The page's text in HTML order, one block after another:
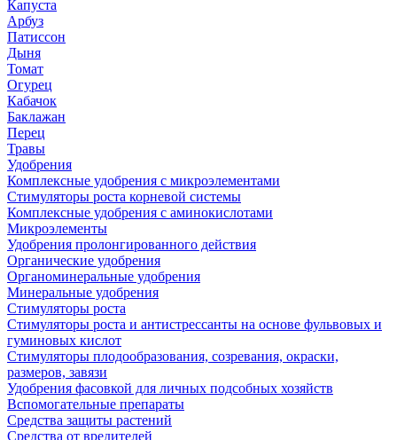
Капуста
Арбуз
Патиссон
Дыня
Томат
Огурец
Кабачок
Баклажан
Перец
Травы
Удобрения
Комплексные удобрения с микроэлементами
Стимуляторы роста корневой системы
Комплексные удобрения с аминокислотами
Микроэлементы
Удобрения пролонгированного действия
Органические удобрения
Органоминеральные удобрения
Минеральные удобрения
Стимуляторы роста
Стимуляторы роста и антистрессанты на основе фульвовых и
гуминовых кислот
Стимуляторы плодообразования, созревания, окраски,
размеров, завязи
Удобрения фасовкой для личных подсобных хозяйств
Вспомогательные препараты
Средства защиты растений
Средства от вредителей